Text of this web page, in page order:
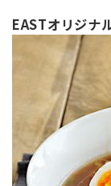
EASTオリジナ